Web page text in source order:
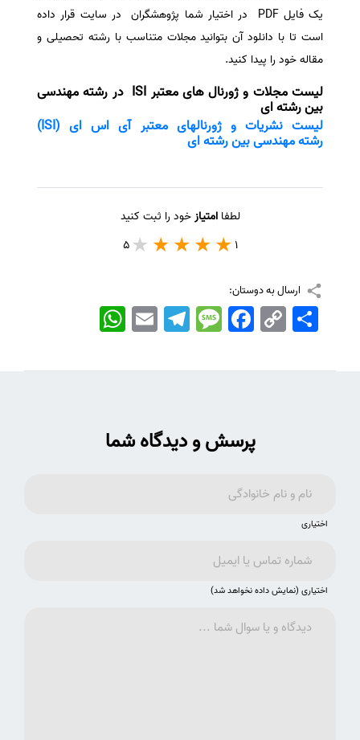
یک فایل PDF در اختیار شما پژوهشگران در سایت قرار داده
است تا با دانلود آن بتوانید مجلات متناسب با رشته تحصیلی و
مقاله خود را پیدا کنید.
لیست مجلات و ژورنال های معتبر ISI در رشته مهندسی
بین رشته ای
لیست نشریات و ژورنالهای معتبر آی اس ای (ISI)
رشته مهندسی بین رشته ای
لطفاامتیازخود را ثبت کنید
1
5
ارسال به دوستان:
WhatsApp EmailTelegramMessageFacebook Copy
Link
اشتراک
پرسش و دیدگاه شما
اختیاری
اختیاری (نمایش داده نخواهد شد)